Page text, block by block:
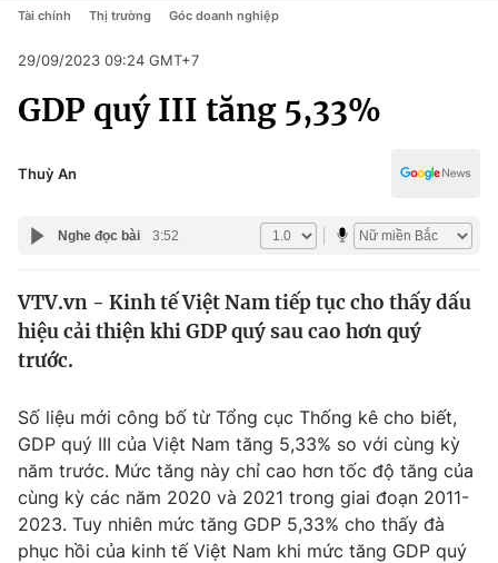
Chuyên mục
Y tế
Tin tức
Thế giới đó đây
Câu chuyện quốc tế
Kinh tế
Tài chính
Thị trường
Dữ liệu và đời sống
Chính trị
Pháp luật
Kinh tế
Thể thao
Văn hóa - Giải trí
Đời sống
Giáo dục
Tài chính Thị trường Góc doanh nghiệp
29/09/2023 09:24 GMT+7
GDP quý III tăng 5,33%
Thuỳ An
Nghe đọc bài 3:52
VTV.vn - Kinh tế Việt Nam tiếp tục cho thấy dấu
hiệu cải thiện khi GDP quý sau cao hơn quý
trước.
Số liệu mới công bố từ Tổng cục Thống kê cho biết,
GDP quý III của Việt Nam tăng 5,33% so với cùng kỳ
năm trước. Mức tăng này chỉ cao hơn tốc độ tăng của
cùng kỳ các năm 2020 và 2021 trong giai đoạn 2011-
2023. Tuy nhiên mức tăng GDP 5,33% cho thấy đà
phục hồi của kinh tế Việt Nam khi mức tăng GDP quý